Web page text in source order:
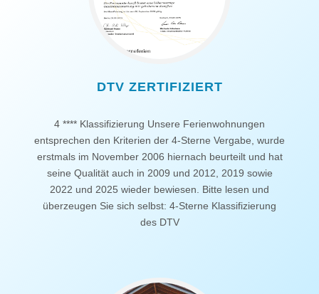
DTV ZERTIFIZIERT
4 **** Klassifizierung Unsere Ferienwohnungen
entsprechen den Kriterien der 4-Sterne Vergabe, wurde
erstmals im November 2006 hiernach beurteilt und hat
seine Qualität auch in 2009 und 2012, 2019 sowie
2022 und 2025 wieder bewiesen. Bitte lesen und
überzeugen Sie sich selbst: 4-Sterne Klassifizierung
des DTV